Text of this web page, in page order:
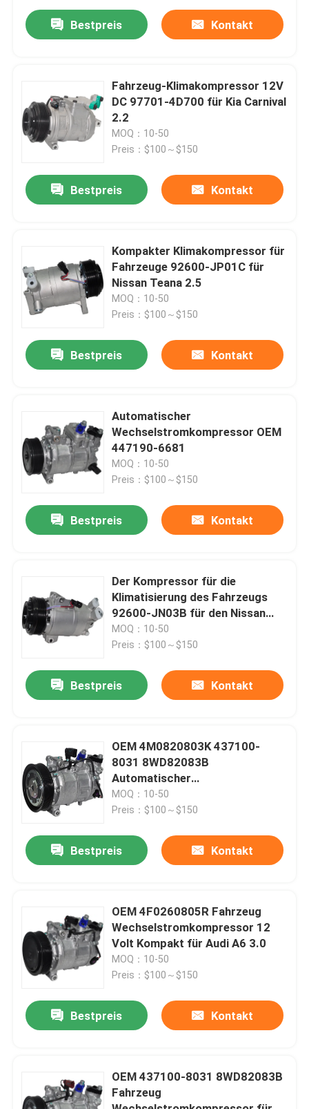
Produkte
Videos
Über uns
Qualitätskontrolle
Nachrichten
Fälle
Elektroauto-WK-Kompressor
Bestpreis Kontakt
Fahrzeug-Klimakompressor 12V
DC 97701-4D700 für Kia Carnival
2.2
MOQ：10-50
Preis：$100～$150
Bestpreis Kontakt
Kompakter Klimakompressor für
Fahrzeuge 92600-JP01C für
Nissan Teana 2.5
MOQ：10-50
Preis：$100～$150
Bestpreis Kontakt
Automatischer
Wechselstromkompressor OEM
447190-6681
MOQ：10-50
Preis：$100～$150
Bestpreis Kontakt
Der Kompressor für die
Klimatisierung des Fahrzeugs
92600-JN03B für den Nissan
Teana 20
MOQ：10-50
Preis：$100～$150
Bestpreis Kontakt
OEM 4M0820803K 437100-
8031 8WD82083B
Automatischer
Wechselstromkompressor C7PA
2.5
MOQ：10-50
Preis：$100～$150
Bestpreis Kontakt
OEM 4F0260805R Fahrzeug
Wechselstromkompressor 12
Volt Kompakt für Audi A6 3.0
MOQ：10-50
Preis：$100～$150
Bestpreis Kontakt
OEM 437100-8031 8WD82083B
Fahrzeug